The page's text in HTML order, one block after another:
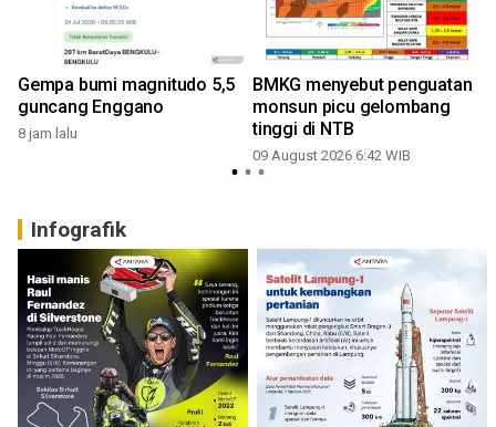
Gempa bumi magnitudo 5,5
guncang Enggano
8 jam lalu
BMKG menyebut penguatan
monsun picu gelombang
tinggi di NTB
09 August 2026 6:42 WIB
Infografik